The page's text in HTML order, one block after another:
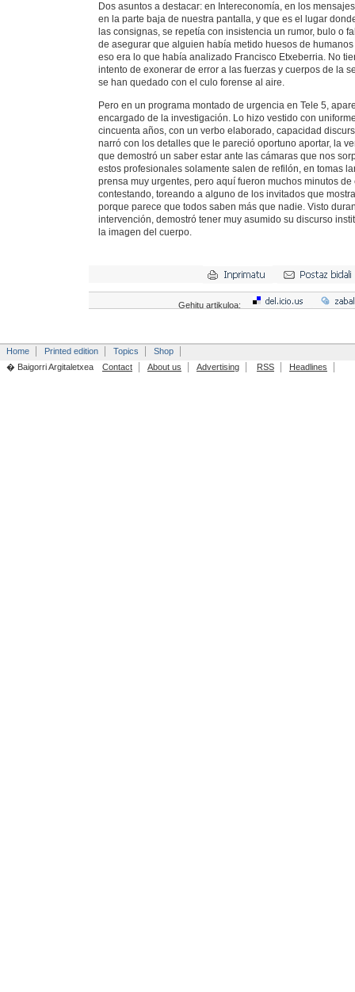
Dos asuntos a destacar: en Intereconomía, en los
en la parte baja de nuestra pantalla, y que es el lugar
las consignas, se repetía con insistencia un rumor, bulo o
de asegurar que alguien había metido huesos de
eso era lo que había analizado Francisco Etxeberria. No
intento de exonerar de error a las fuerzas y cuerpos de la
se han quedado con el culo forense al aire.
Pero en un programa montado de urgencia en Tele 5,
encargado de la investigación. Lo hizo vestido con
cincuenta años, con un verbo elaborado, capacidad
narró con los detalles que le pareció oportuno aportar, la
que demostró un saber estar ante las cámaras que nos
estos profesionales solamente salen de refilón, en tomas
prensa muy urgentes, pero aquí fueron muchos minutos de
contestando, toreando a alguno de los invitados que
porque parece que todos saben más que nadie. Visto
intervención, demostró tener muy asumido su discurso
la imagen del cuerpo.
Gehitu artikuloa:
Home Printed edition Topics
Shop
� Baigorri Argitaletxea
Contact About us Advertising RSS Headlines